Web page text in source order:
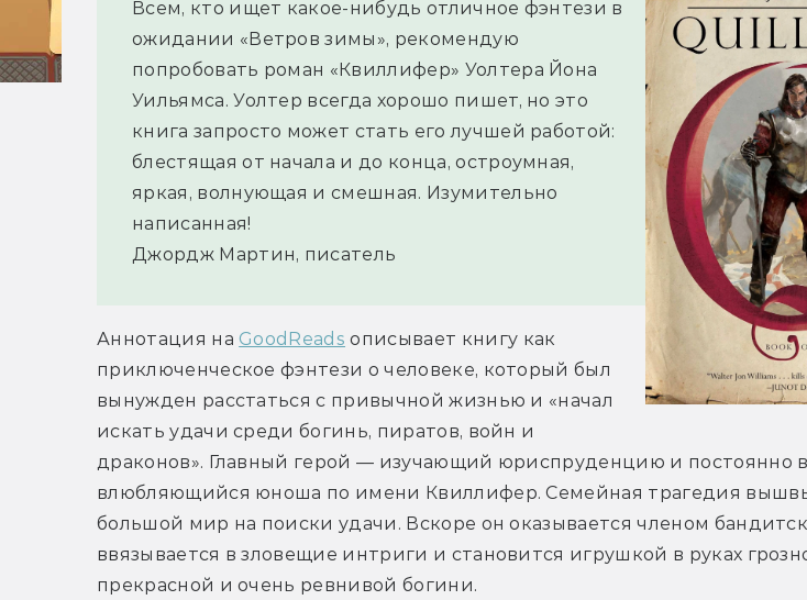
Всем, кто ищет какое-нибудь отличное фэнтези в
ожидании «Ветров зимы», рекомендую
попробовать роман «Квиллифер» Уолтера Йона
Уильямса. Уолтер всегда хорошо пишет, но это
книга запросто может стать его лучшей работой:
блестящая от начала и до конца, остроумная,
яркая, волнующая и смешная. Изумительно
написанная!
Джордж Мартин, писатель
Аннотация на GoodReads описывает книгу как
приключенческое фэнтези о человеке, который был
вынужден расстаться с привычной жизнью и «начал
искать удачи среди богинь, пиратов, войн и
драконов». Главный герой — изучающий юриспруденцию и постоянно в
влюбляющийся юноша по имени Квиллифер. Семейная трагедия
большой мир на поиски удачи. Вскоре он оказывается членом
ввязывается в зловещие интриги и становится игрушкой в руках
прекрасной и очень ревнивой богини.